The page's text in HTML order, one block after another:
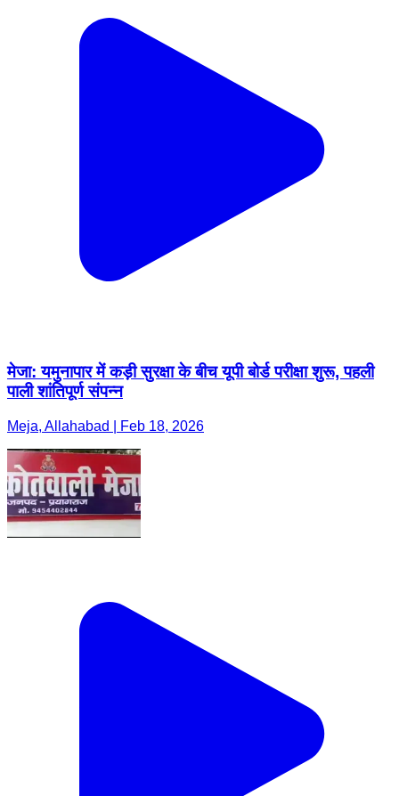
मेजा: यमुनापार में कड़ी सुरक्षा के बीच यूपी बोर्ड परीक्षा शुरू, पहली
पाली शांतिपूर्ण संपन्न
Meja, Allahabad | Feb 18, 2026